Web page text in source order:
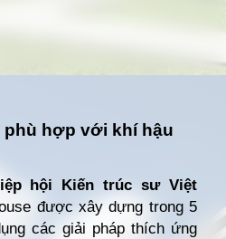
hợp với khí hậu
hội Kiến trúc sư Việt
được xây dựng trong 5
các giải pháp thích ứng